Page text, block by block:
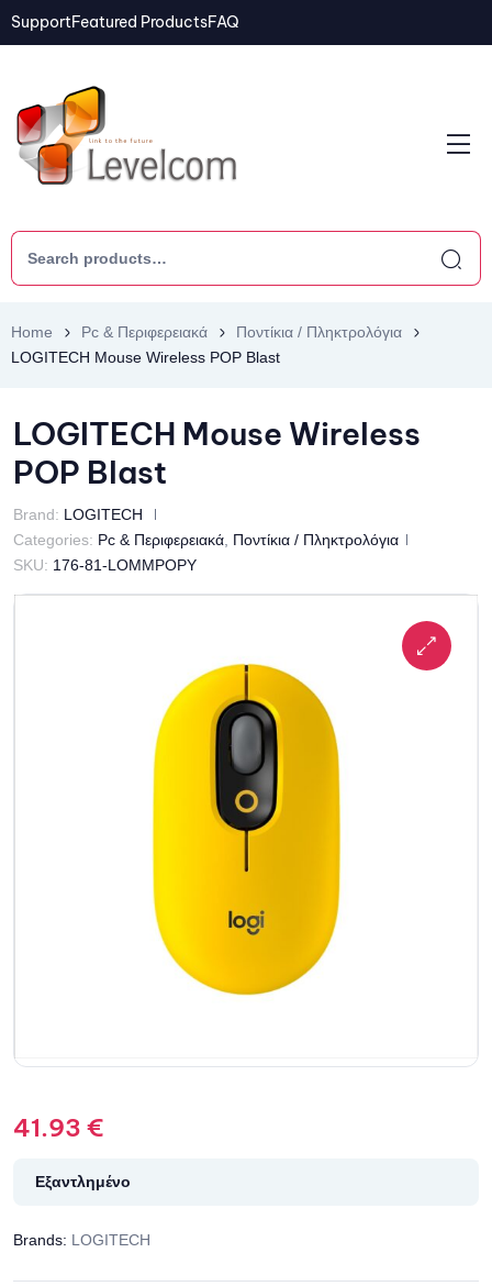
SupportFeatured ProductsFAQ
Home Pc & Περιφερειακά
Ποντίκια / Πληκτρολόγια
LOGITECH Mouse Wireless POP Blast
LOGITECH Mouse Wireless
POP Blast
Brand: LOGITECH
Categories: Pc & Περιφερειακά Ποντίκια / Πληκτρολόγια
SKU: 176-81-LOMMPOPY
41.93 €
Εξαντλημένο
Brands: LOGITECH